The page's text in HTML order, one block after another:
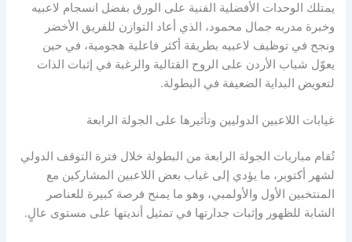
يمتلك الوحدات الأفضلية الفنية على الورق بفضل انسجام لاعبيه
وخبرة مدربه جمال محمود، الذي أعاد التوازن للفريق الأخضر
ونجح في توظيف لاعبيه بطريقة أكثر فاعلية هجومية، في حين
يعوّل شباب الأردن على الروح القتالية والرغبة في إثبات الذات
لتعويض البداية الضعيفة في البطولة.
غيابات اللاعبين الدوليين وتأثيرها على الجولة الرابعة
تُقام مباريات الجولة الرابعة من البطولة خلال فترة التوقف الدولي
لشهر أكتوبر، ما يؤدي إلى غياب بعض اللاعبين المشاركين مع
المنتخبين الأول والأولمبي، وهو ما يمنح فرصة كبيرة للعناصر
الشابة للظهور وإثبات جدارتها في تمثيل أنديتها على مستوى عالٍ.